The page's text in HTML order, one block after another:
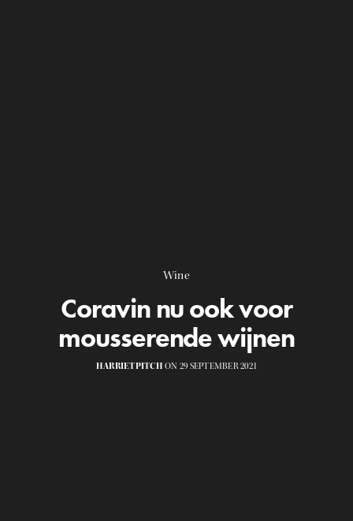
Wine
Coravin nu ook voor
mousserende wijnen
HARRIETPITCH ON 29 SEPTEMBER 2021